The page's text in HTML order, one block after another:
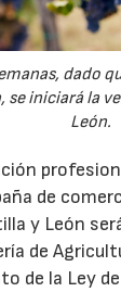
dado
se iniciará la
León.
de
y León
de
de la Ley